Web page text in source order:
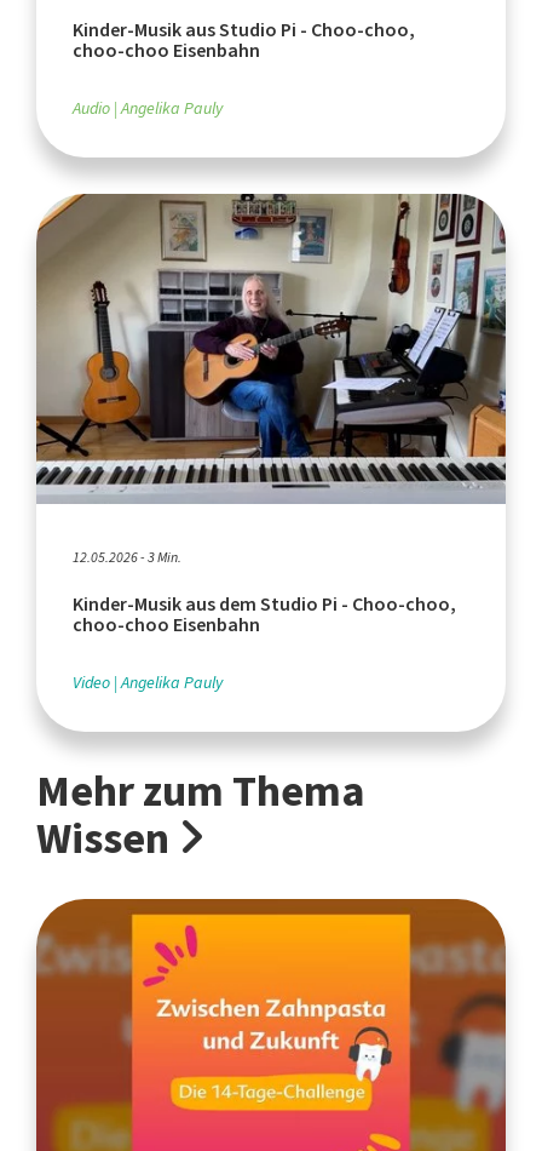
Kinder-Musik aus Studio Pi - Choo-choo,
choo-choo Eisenbahn
Audio Angelika Pauly
12.05.2026 - 3 Min.
Kinder-Musik aus dem Studio Pi - Choo-choo,
choo-choo Eisenbahn
Video Angelika Pauly
Mehr zum Thema
Wissen